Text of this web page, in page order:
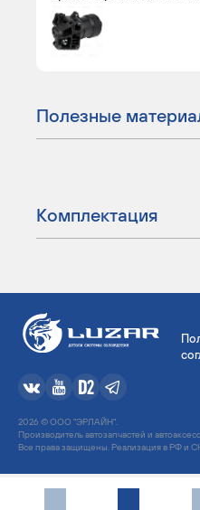
Полезные
Комплектация
2026 © ООО "ЭРЛАЙН".
Производитель автозапчастей и
Все права защищены. Реализация в РФ и